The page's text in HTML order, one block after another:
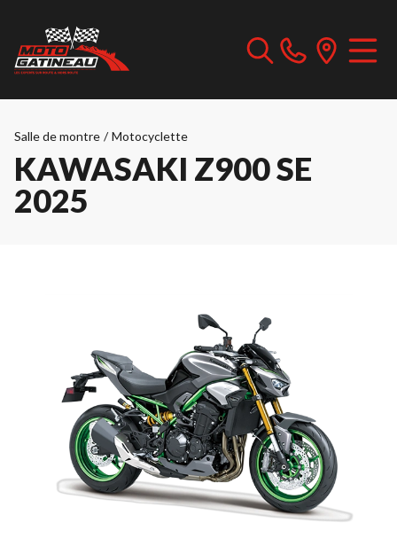
Salle de montre / Motocyclette
KAWASAKI Z900 SE
2025